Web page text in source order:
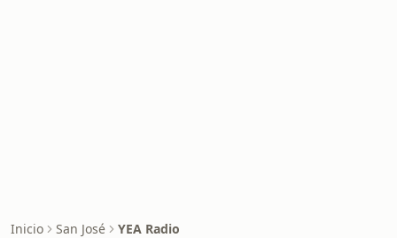
Inicio San José YEA Radio